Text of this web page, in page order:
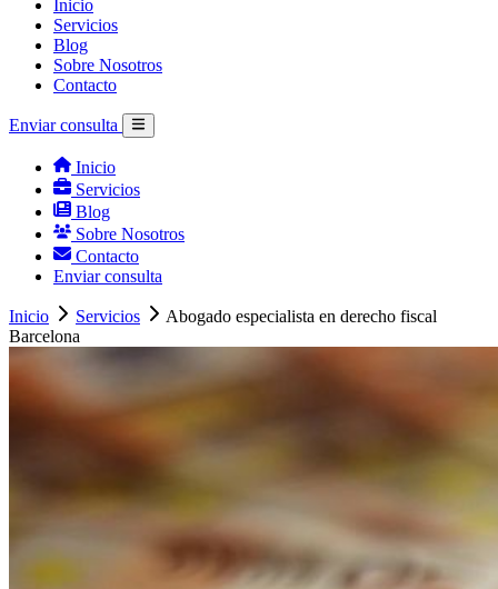
Inicio
Servicios
Blog
Sobre Nosotros
Contacto
Enviar consulta
Inicio
Servicios
Blog
Sobre Nosotros
Contacto
Enviar consulta
Inicio Servicios
Abogado especialista en derecho fiscal
Barcelona